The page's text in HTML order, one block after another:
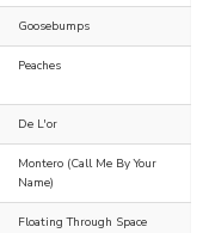
Goosebumps
Peaches
De L'or
Montero (Call Me By Your
Name)
Floating Through Space